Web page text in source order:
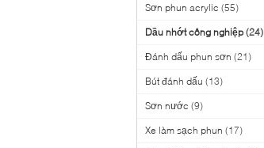
Sơn phun acrylic (55)
Dầu nhớt công nghiệp (24)
Đánh dấu phun sơn (21)
Bút đánh dấu (13)
Sơn nước (9)
Xe làm sạch phun (17)